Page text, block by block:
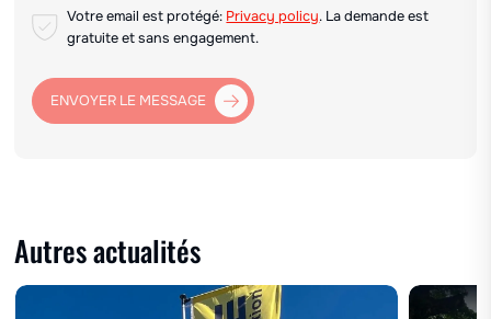
Votre email est protégé: Privacy policy. La demande est
gratuite et sans engagement.
ENVOYER LE MESSAGE
Autres actualités